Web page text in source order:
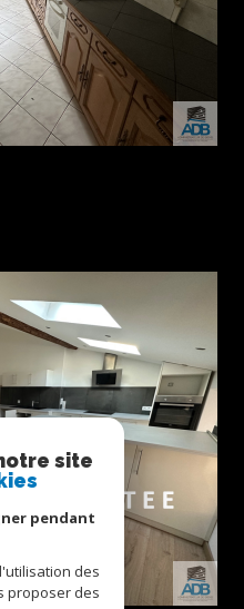
site
pendant
des
proposer des